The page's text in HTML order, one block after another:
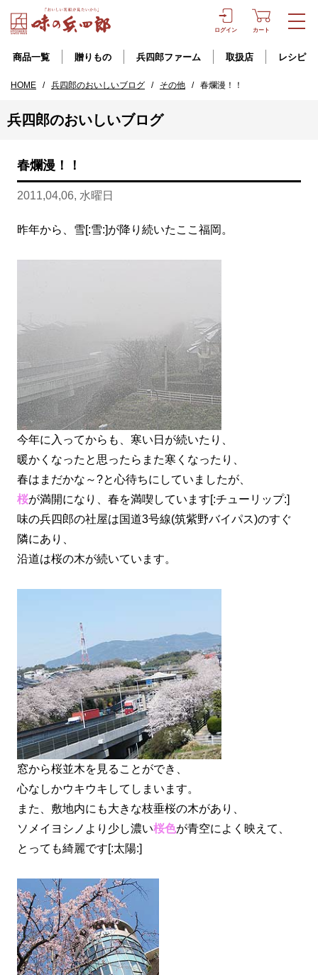
ログイン カート
商品一覧 贈りもの 兵四郎ファーム 取扱店 レシピ
HOME / 兵四郎のおいしいブログ / その他 / 春爛漫！！
兵四郎のおいしいブログ
春爛漫！！
2011,04,06, 水曜日
昨年から、雪[:雪:]が降り続いたここ福岡。
今年に入ってからも、寒い日が続いたり、
暖かくなったと思ったらまた寒くなったり、
春はまだかな～?と心待ちにしていましたが、
桜が満開になり、春を満喫しています[:チューリップ:]
味の兵四郎の社屋は国道3号線(筑紫野バイパス)のすぐ
隣にあり、
沿道は桜の木が続いています。
窓から桜並木を見ることができ、
心なしかウキウキしてしまいます。
また、敷地内にも大きな枝垂桜の木があり、
ソメイヨシノより少し濃い桜色が青空によく映えて、
とっても綺麗です[:太陽:]